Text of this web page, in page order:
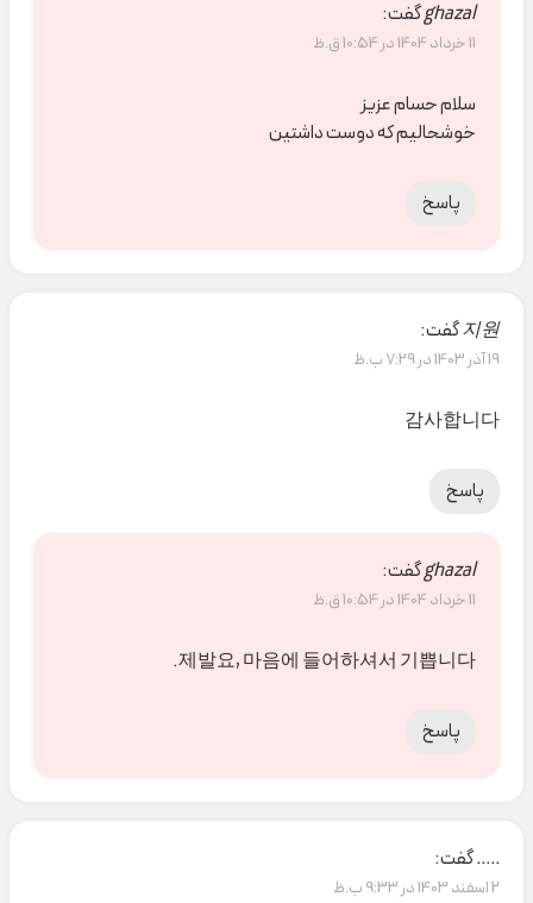
ghazalگفت:
11 خرداد 1404 در 10:54 ق.ظ
سلام حسام عزیز
خوشحالیم که دوست داشتین
پاسخ
지원گفت:
19 آذر 1403 در 7:29 ب.ظ
감사합니다
پاسخ
ghazalگفت:
11 خرداد 1404 در 10:54 ق.ظ
제발요, 마음에 들어하셔서 기쁩니다.
پاسخ
.....گفت:
2 اسفند 1403 در 9:33 ب.ظ